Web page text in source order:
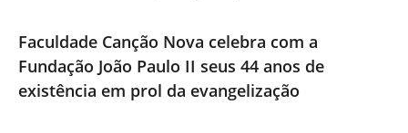
Faculdade Canção Nova celebra com a
Fundação João Paulo II seus 44 anos de
existência em prol da evangelização